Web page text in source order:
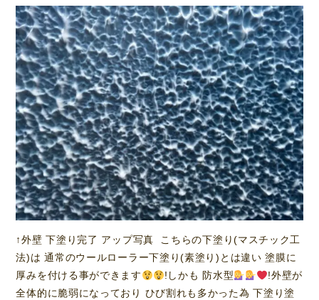
↑外壁 下塗り完了 アップ写真 こちらの下塗り(マスチック工
法)は 通常のウールローラー下塗り(素塗り)とは違い 塗膜に
厚みを付ける事ができます
!しかも 防水型
!外壁が
全体的に脆弱になっており ひび割れも多かった為 下塗り塗